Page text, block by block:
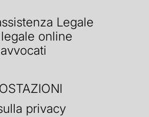
Legale
online
privacy